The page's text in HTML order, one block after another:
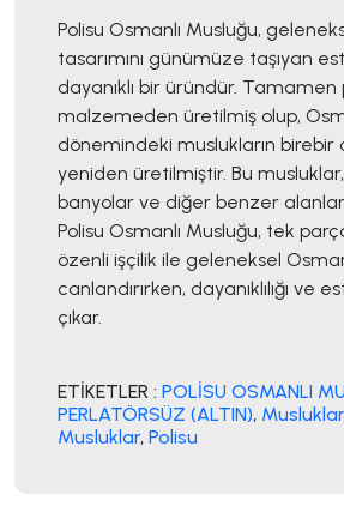
Polisu Osmanlı Musluğu,
tasarımını günümüze taşıyan
dayanıklı bir üründür. Tamamen
malzemeden üretilmiş olup,
dönemindeki muslukların birebir
yeniden üretilmiştir. Bu
banyolar ve diğer benzer
Polisu Osmanlı Musluğu, tek
özenli işçilik ile geleneksel
canlandırırken, dayanıklılığı ve
çıkar.
ETİKETLER : POLİSU OSMANLI
PERLATÖRSÜZ (ALTIN),
Musluklar, Polisu